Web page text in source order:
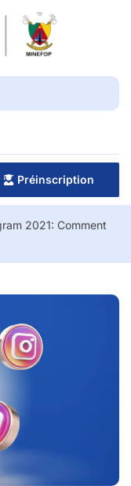
Préinscription
2021: Comment